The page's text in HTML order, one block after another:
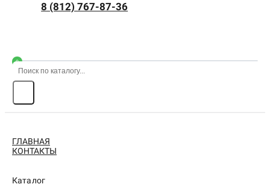
8 (812) 767-87-36
0
ГЛАВНАЯ
КОНТАКТЫ
Каталог